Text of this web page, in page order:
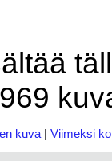
kuva |Viimeksi